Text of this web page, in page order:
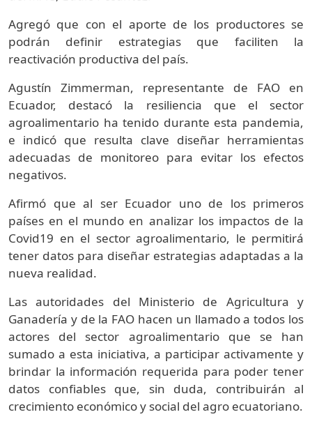
Agregó que con el aporte de los productores se
podrán definir estrategias que faciliten la
reactivación productiva del país.
Agustín Zimmerman, representante de FAO en
Ecuador, destacó la resiliencia que el sector
agroalimentario ha tenido durante esta pandemia,
e indicó que resulta clave diseñar herramientas
adecuadas de monitoreo para evitar los efectos
negativos.
Afirmó que al ser Ecuador uno de los primeros
países en el mundo en analizar los impactos de la
Covid19 en el sector agroalimentario, le permitirá
tener datos para diseñar estrategias adaptadas a la
nueva realidad.
Las autoridades del Ministerio de Agricultura y
Ganadería y de la FAO hacen un llamado a todos los
actores del sector agroalimentario que se han
sumado a esta iniciativa, a participar activamente y
brindar la información requerida para poder tener
datos confiables que, sin duda, contribuirán al
crecimiento económico y social del agro ecuatoriano.